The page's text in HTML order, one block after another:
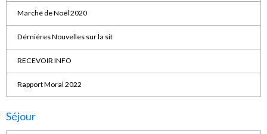
Marché de Noël 2020
Dérniéres Nouvelles sur la sit
RECEVOIR INFO
Rapport Moral 2022
Séjour